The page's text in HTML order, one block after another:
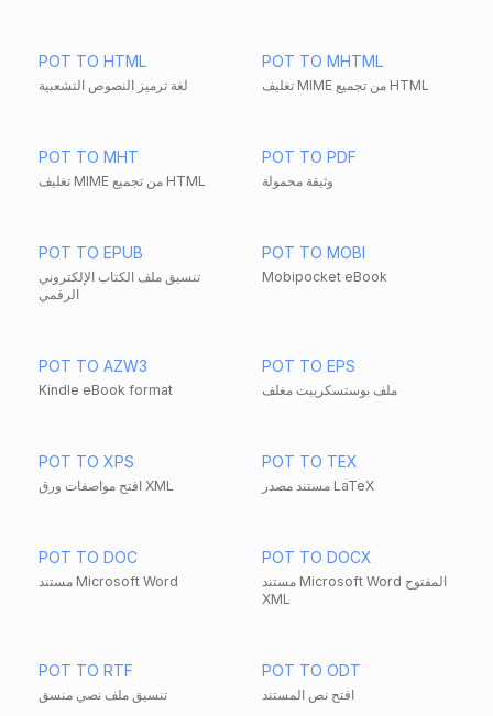
POT TO HTML
لغة ترميز النصوص التشعبية
POT TO MHTML
تغليف MIME من تجميع HTML
POT TO MHT
تغليف MIME من تجميع HTML
POT TO PDF
وثيقة محمولة
POT TO EPUB
تنسيق ملف الكتاب الإلكتروني
الرقمي
POT TO MOBI
Mobipocket eBook
POT TO AZW3
Kindle eBook format
POT TO EPS
ملف بوستسكريبت مغلف
POT TO XPS
افتح مواصفات ورق XML
POT TO TEX
مستند مصدر LaTeX
POT TO DOC
مستند Microsoft Word
POT TO DOCX
مستند Microsoft Word المفتوح
XML
POT TO RTF
تنسيق ملف نصي منسق
POT TO ODT
افتح نص المستند